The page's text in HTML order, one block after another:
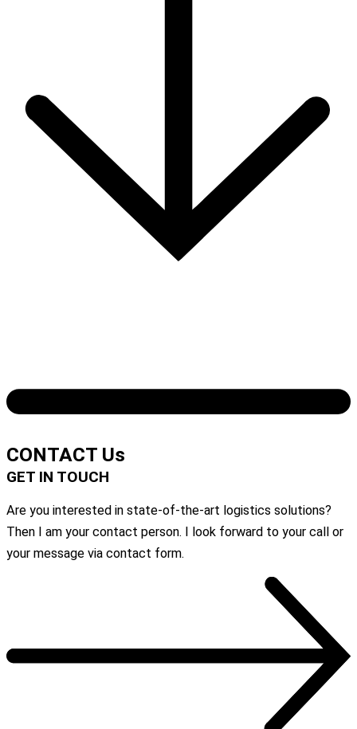
CONTACT Us
GET IN TOUCH
Are you interested in state-of-the-art logistics solutions?
Then I am your contact person. I look forward to your call or
your message via contact form.